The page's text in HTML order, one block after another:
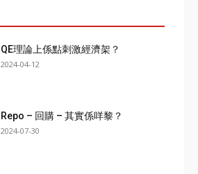
QE理論上係點刺激經濟架？
2024-04-12
Repo – 回購 – 其實係咩黎？
2024-07-30